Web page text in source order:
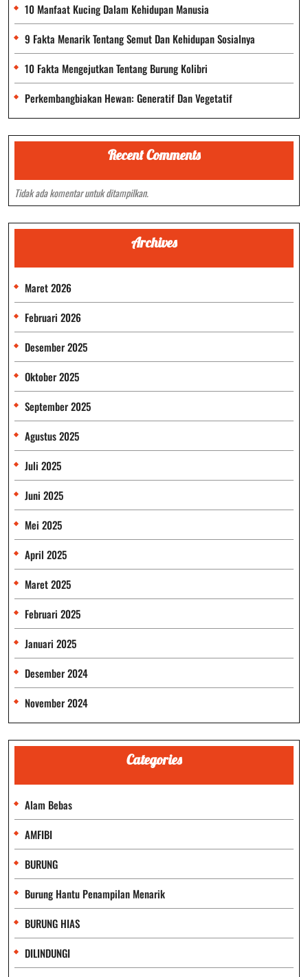
10 Manfaat Kucing Dalam Kehidupan Manusia
9 Fakta Menarik Tentang Semut Dan Kehidupan Sosialnya
10 Fakta Mengejutkan Tentang Burung Kolibri
Perkembangbiakan Hewan: Generatif Dan Vegetatif
Recent Comments
Tidak ada komentar untuk ditampilkan.
Archives
Maret 2026
Februari 2026
Desember 2025
Oktober 2025
September 2025
Agustus 2025
Juli 2025
Juni 2025
Mei 2025
April 2025
Maret 2025
Februari 2025
Januari 2025
Desember 2024
November 2024
Categories
Alam Bebas
AMFIBI
BURUNG
Burung Hantu Penampilan Menarik
BURUNG HIAS
DILINDUNGI